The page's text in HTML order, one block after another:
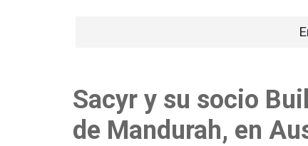
Sacyr y su socio
de Mandurah, en